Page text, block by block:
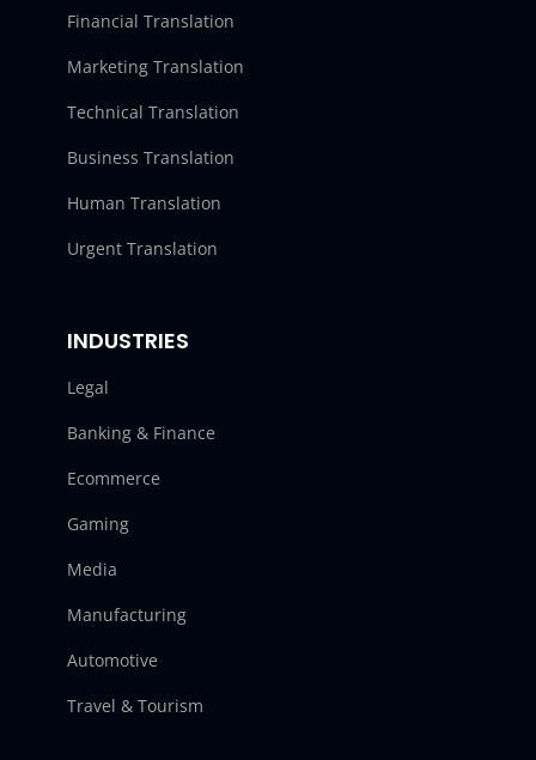
Financial Translation
Marketing Translation
Technical Translation
Business Translation
Human Translation
Urgent Translation
INDUSTRIES
Legal
Banking & Finance
Ecommerce
Gaming
Media
Manufacturing
Automotive
Travel & Tourism